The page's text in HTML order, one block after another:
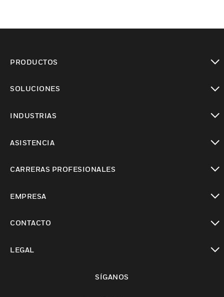
PRODUCTOS
SOLUCIONES
INDUSTRIAS
ASISTENCIA
CARRERAS PROFESIONALES
EMPRESA
CONTACTO
LEGAL
SÍGANOS